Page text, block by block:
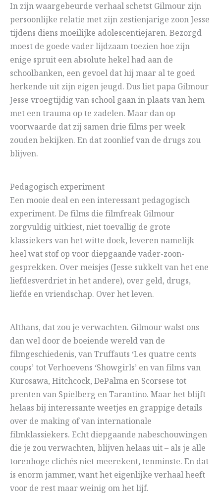
In zijn waargebeurde verhaal schetst Gilmour zijn
persoonlijke relatie met zijn zestienjarige zoon Jesse
tijdens diens moeilijke adolescentiejaren. Bezorgd
moest de goede vader lijdzaam toezien hoe zijn
enige spruit een absolute hekel had aan de
schoolbanken, een gevoel dat hij maar al te goed
herkende uit zijn eigen jeugd. Dus liet papa Gilmour
Jesse vroegtijdig van school gaan in plaats van hem
met een trauma op te zadelen. Maar dan op
voorwaarde dat zij samen drie films per week
zouden bekijken. En dat zoonlief van de drugs zou
blijven.
Pedagogisch experiment
Een mooie deal en een interessant pedagogisch
experiment. De films die filmfreak Gilmour
zorgvuldig uitkiest, niet toevallig de grote
klassiekers van het witte doek, leveren namelijk
heel wat stof op voor diepgaande vader-zoon-
gesprekken. Over meisjes (Jesse sukkelt van het ene
liefdesverdriet in het andere), over geld, drugs,
liefde en vriendschap. Over het leven.
Althans, dat zou je verwachten. Gilmour walst ons
dan wel door de boeiende wereld van de
filmgeschiedenis, van Truffauts ‘Les quatre cents
coups’ tot Verhoevens ‘Showgirls’ en van films van
Kurosawa, Hitchcock, DePalma en Scorsese tot
prenten van Spielberg en Tarantino. Maar het blijft
helaas bij interessante weetjes en grappige details
over de making of van internationale
filmklassiekers. Echt diepgaande nabeschouwingen
die je zou verwachten, blijven helaas uit – als je alle
torenhoge clichés niet meerekent, tenminste. En dat
is enorm jammer, want het eigenlijke verhaal heeft
voor de rest maar weinig om het lijf.